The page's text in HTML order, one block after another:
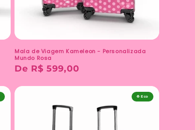
Mala de Viagem Kameleon - Personalizada
Mundo Rosa
Preço
De R$ 599,00
♻️ Eco